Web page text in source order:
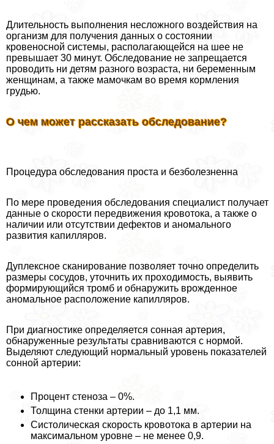
Длительность выполнения несложного воздействия на
организм для получения данных о состоянии
кровеносной системы, располагающейся на шее не
превышает 30 минут. Обследование не запрещается
проводить ни детям разного возраста, ни беременным
женщинам, а также мамочкам во время кормления
гpyдью.
О чем может рассказать обследование?
Процедypa обследования проста и безболезненна
По мере проведения обследования специалист получает
данные о скорости передвижения кровотока, а также о
наличии или отсутствии дефектов и аномального
развития капилляров.
Дуплексное сканирование позволяет точно определить
размеры сосудов, уточнить их проходимость, выявить
формирующийся тромб и обнаружить врожденное
аномальное расположение капилляров.
При диагностике определяется сонная артерия,
обнаруженные результаты сравниваются с нормой.
Выделяют следующий нормальный уровень показателей
сонной артерии:
Процент стеноза – 0%.
Толщина стенки артерии – до 1,1 мм.
Систолическая скорость кровотока в артерии на
максимальном уровне – не менее 0,9.